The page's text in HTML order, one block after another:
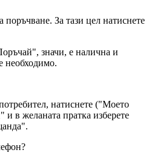
За тази цел натиснете
значи, е налична и
необходимо.
натиснете ("Моето
в желаната пратка изберете